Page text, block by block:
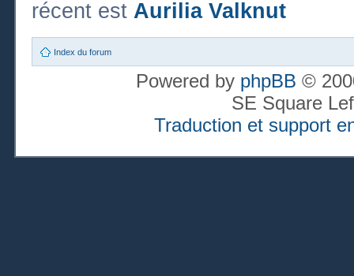
récent est Aurilia Valknut
Index du forum
Powered by phpBB ©
SE Square
Traduction et support